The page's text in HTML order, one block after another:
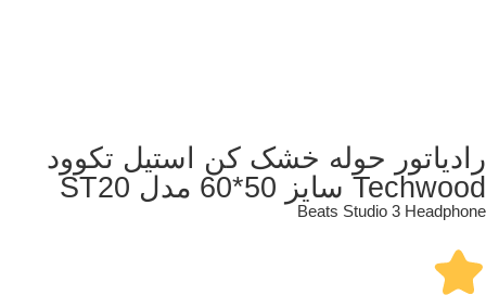
رادیاتور حوله خشک کن استیل تکوود
Techwood سایز 50*60 مدل ST20
Beats Studio 3 Headphone